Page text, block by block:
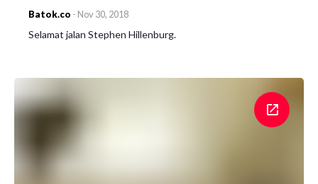
Batok.co - Nov 30, 2018
Selamat jalan Stephen Hillenburg.